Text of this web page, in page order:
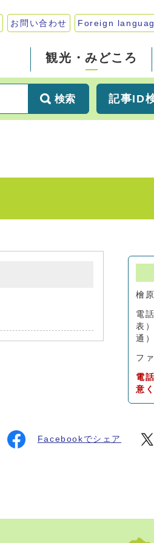
お問い合わせ Foreign
観光・みどころ
検索 記事ID
檜
電
表
通）
フ
電
意
Facebookでシェア